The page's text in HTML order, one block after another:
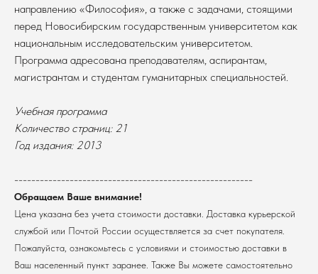
направлению «Философия», а также c задачами, стоящими
перед Новосибирским государственным университетом как
национальным исследовательским университетом.
Программа адресована преподавателям, аспирантам,
магистрантам и студентам гуманитарных специальностей.
Учебная программа
Количество страниц: 21
Год издания: 2013
--------------------------------------------------------
Обращаем Ваше внимание!
Цена указана без учета стоимости доставки. Доставка курьерской
службой или Почтой России осуществляется за счет покупателя.
Пожалуйста, ознакомьтесь с условиями и стоимостью доставки в
Ваш населенный пункт заранее. Также Вы можете самостоятельно
Доставка
Контакты
Новосибирский государственный
КПП 540801001